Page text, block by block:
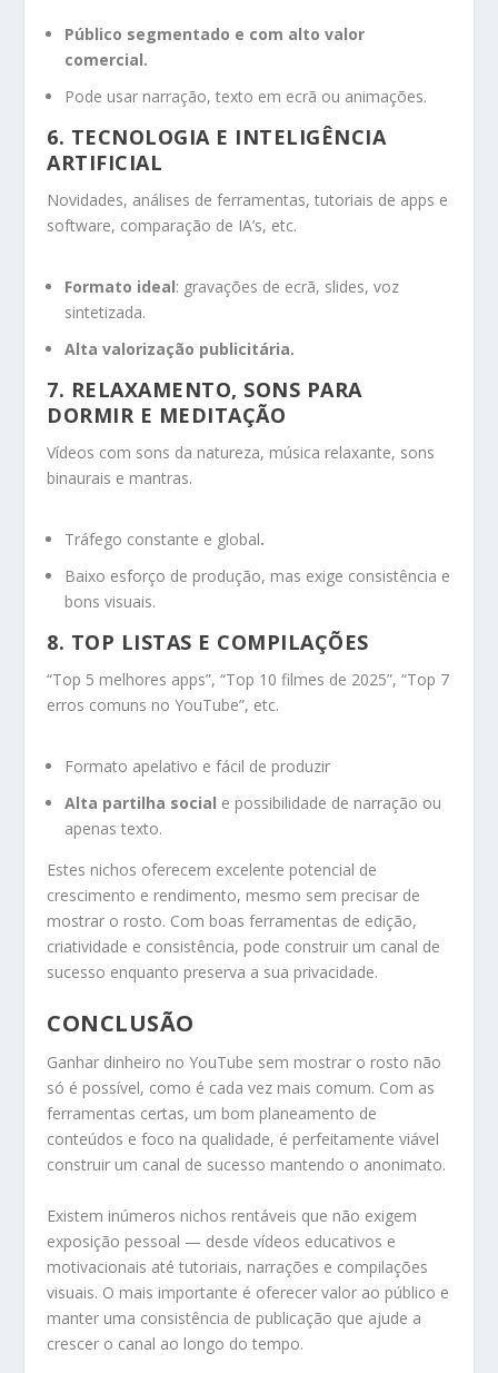
Público segmentado e com alto valor
comercial.
Pode usar narração, texto em ecrã ou animações.
6. TECNOLOGIA E INTELIGÊNCIA
ARTIFICIAL
Novidades, análises de ferramentas, tutoriais de apps e
software, comparação de IA’s, etc.
Formato ideal: gravações de ecrã, slides, voz
sintetizada.
Alta valorização publicitária.
7. RELAXAMENTO, SONS PARA
DORMIR E MEDITAÇÃO
Vídeos com sons da natureza, música relaxante, sons
binaurais e mantras.
Tráfego constante e global.
Baixo esforço de produção, mas exige consistência e
bons visuais.
8. TOP LISTAS E COMPILAÇÕES
“Top 5 melhores apps”, “Top 10 filmes de 2025”, “Top 7
erros comuns no YouTube”, etc.
Formato apelativo e fácil de produzir
Alta partilha social e possibilidade de narração ou
apenas texto.
Estes nichos oferecem excelente potencial de
crescimento e rendimento, mesmo sem precisar de
mostrar o rosto. Com boas ferramentas de edição,
criatividade e consistência, pode construir um canal de
sucesso enquanto preserva a sua privacidade.
CONCLUSÃO
Ganhar dinheiro no YouTube sem mostrar o rosto não
só é possível, como é cada vez mais comum. Com as
ferramentas certas, um bom planeamento de
conteúdos e foco na qualidade, é perfeitamente viável
construir um canal de sucesso mantendo o anonimato.
Existem inúmeros nichos rentáveis que não exigem
exposição pessoal — desde vídeos educativos e
motivacionais até tutoriais, narrações e compilações
visuais. O mais importante é oferecer valor ao público e
manter uma consistência de publicação que ajude a
crescer o canal ao longo do tempo.